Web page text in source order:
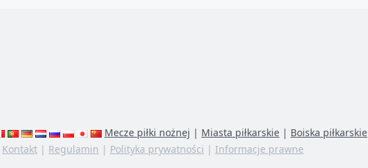
Mecze piłki nożnej | Miasta piłkarskie | Boiska piłkarskie
Kontakt | Regulamin | Polityka prywatności | Informacje prawne